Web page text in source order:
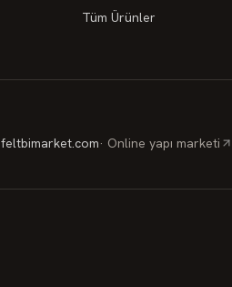
Tüm Ürünler
feltbimarket.com· Online yapı marketi